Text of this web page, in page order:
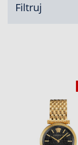
Filtruj